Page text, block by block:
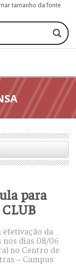
tamanho da fonte
para
da
dias 08/06
no Centro de
– Campus